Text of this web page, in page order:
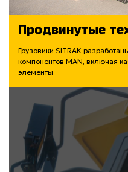
Продвинутые
Грузовики SITRAK
компонентов MAN, включая
элементы